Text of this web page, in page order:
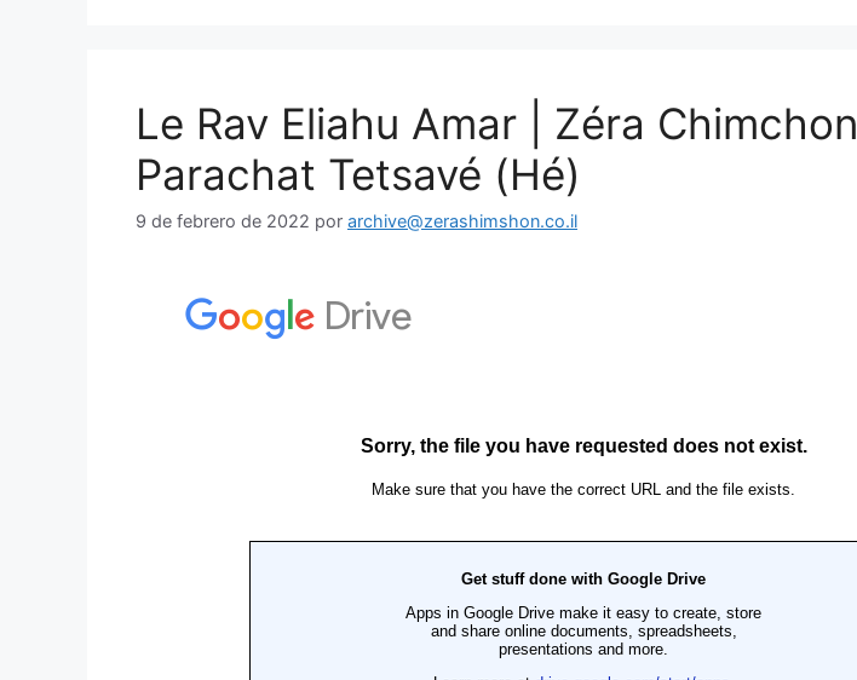
Le Rav Eliahu Amar | Zéra Chimchon
Parachat Tetsavé (Hé)
9 de febrero de 2022 por archive@zerashimshon.co.il